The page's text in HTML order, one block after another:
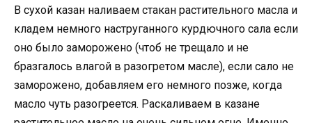
В сухой казан наливаем стакан растительного масла и
кладем немного наструганного курдючного сала если
оно было заморожено (чтоб не трещало и не
бразгалось влагой в разогретом масле), если сало не
заморожено, добавляем его немного позже, когда
масло чуть разогреется. Раскаливаем в казане